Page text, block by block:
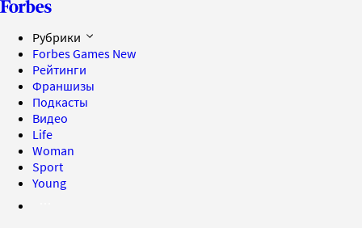
Рубрики
Forbes Games New
Рейтинги
Франшизы
Подкасты
Видео
Life
Woman
Sport
Young